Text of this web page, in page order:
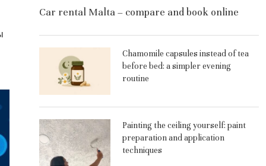
Car rental Malta – compare and book online
Chamomile capsules instead of tea
before bed: a simpler evening
routine
Painting the ceiling yourself: paint
preparation and application
techniques